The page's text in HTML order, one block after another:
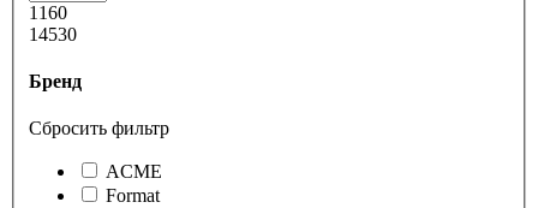
1160
14530
Бренд
Сбросить фильтр
ACME
Format